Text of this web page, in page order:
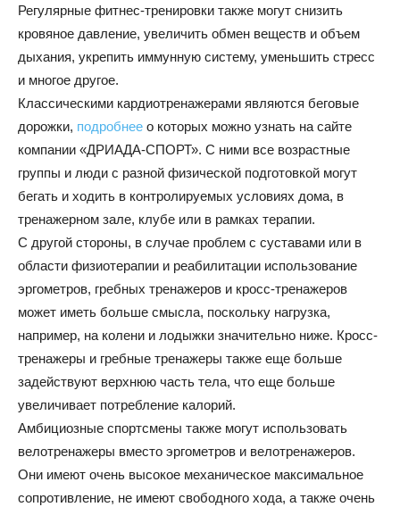
Регулярные фитнес-тренировки также могут снизить
кровяное давление, увеличить обмен веществ и объем
дыхания, укрепить иммунную систему, уменьшить стресс
и многое другое.
Классическими кардиотренажерами являются беговые
дорожки, подробнее о которых можно узнать на сайте
компании «ДРИАДА-СПОРТ». С ними все возрастные
группы и люди с разной физической подготовкой могут
бегать и ходить в контролируемых условиях дома, в
тренажерном зале, клубе или в рамках терапии.
С другой стороны, в случае проблем с суставами или в
области физиотерапии и реабилитации использование
эргометров, гребных тренажеров и кросс-тренажеров
может иметь больше смысла, поскольку нагрузка,
например, на колени и лодыжки значительно ниже. Кросс-
тренажеры и гребные тренажеры также еще больше
задействуют верхнюю часть тела, что еще больше
увеличивает потребление калорий.
Амбициозные спортсмены также могут использовать
велотренажеры вместо эргометров и велотренажеров.
Они имеют очень высокое механическое максимальное
сопротивление, не имеют свободного хода, а также очень